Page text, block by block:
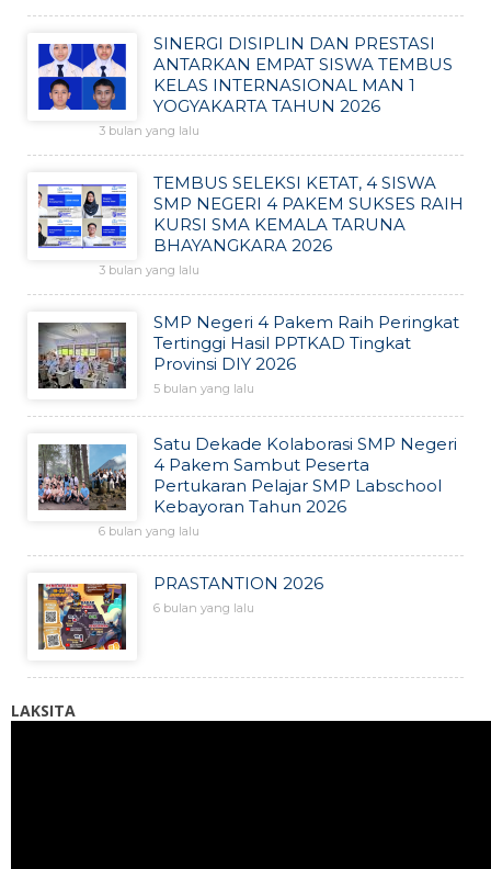
SINERGI DISIPLIN DAN PRESTASI
ANTARKAN EMPAT SISWA TEMBUS
KELAS INTERNASIONAL MAN 1
YOGYAKARTA TAHUN 2026
3 bulan yang lalu
TEMBUS SELEKSI KETAT, 4 SISWA
SMP NEGERI 4 PAKEM SUKSES RAIH
KURSI SMA KEMALA TARUNA
BHAYANGKARA 2026
3 bulan yang lalu
SMP Negeri 4 Pakem Raih Peringkat
Tertinggi Hasil PPTKAD Tingkat
Provinsi DIY 2026
5 bulan yang lalu
Satu Dekade Kolaborasi SMP Negeri
4 Pakem Sambut Peserta
Pertukaran Pelajar SMP Labschool
Kebayoran Tahun 2026
6 bulan yang lalu
PRASTANTION 2026
6 bulan yang lalu
LAKSITA